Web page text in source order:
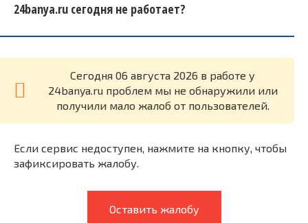
24banya.ru сегодня не работает?
Cегодня 06 августа 2026 в работе у
24banya.ru проблем мы не обнаружили или
получили мало жалоб от пользователей.
Если сервис недоступен, нажмите на кнопку, чтобы
зафиксировать жалобу.
Оставить жалобу